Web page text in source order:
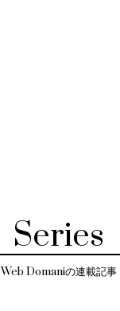
Series
Web Domaniの連載記事